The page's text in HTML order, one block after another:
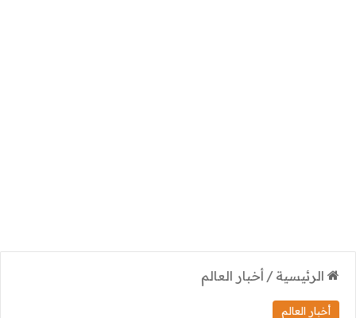
الرئيسية / أخبار العالم
أخبار العالم